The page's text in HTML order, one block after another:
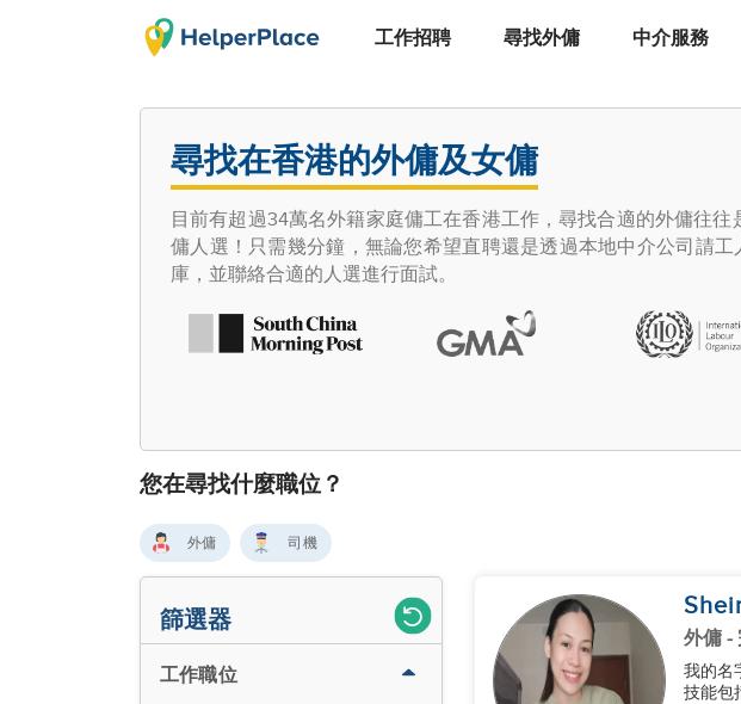
工作招聘 尋找外傭 中介服務
尋找在香港的外傭及女傭
目前有超過34萬名外籍家庭傭工在香港工作，尋找合適的外傭往
傭人選！只需幾分鐘，無論您希望直聘還是透過本地中介公司請
庫，並聯絡合適的人選進行面試。
您在尋找什麼職位？
外傭 司機
篩選器
工作職位
外傭 -
我的名
技能包